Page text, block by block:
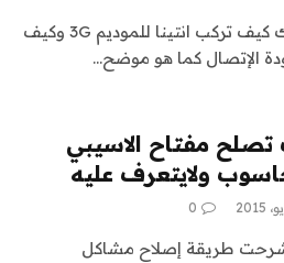
في هذه الحلقة ساشرح لك كيف تركب انتينا للموديم 3G وكيف
الإتصال كما هو موضح…
: كيف تصلح مفتاح الاسيبي
ولايتعرف عليه
0
طريقة إصلاح مشاكل